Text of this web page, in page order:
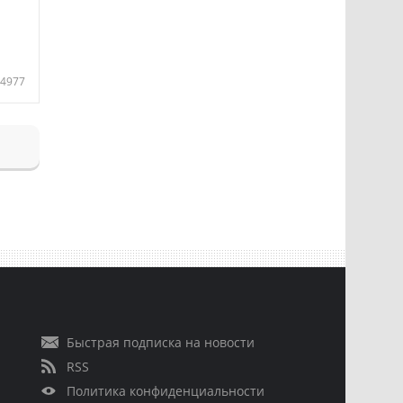
4977
Быстрая подписка на новости
RSS
Политика конфиденциальности